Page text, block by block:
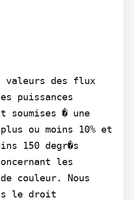
valeurs des flux
puissances
soumises � une
ou moins 10% et
150 degr�s
les
couleur. Nous
le droit